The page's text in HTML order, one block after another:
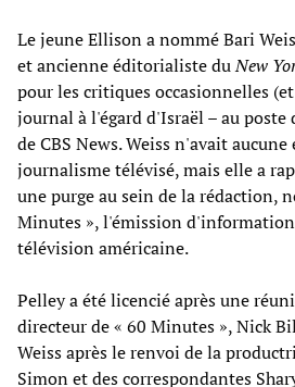
Le jeune Ellison a nommé Bari
et ancienne éditorialiste duNew
pour les critiques occasionnelles
journal à l'égard d'Israël – au poste
de CBS News. Weiss n'avait
journalisme télévisé, mais elle a
une purge au sein de la rédaction,
Minutes », l'émission d'information
télévision américaine.
Pelley a été licencié après une
directeur de « 60 Minutes », Nick
Weiss après le renvoi de la
Simon et des correspondantes